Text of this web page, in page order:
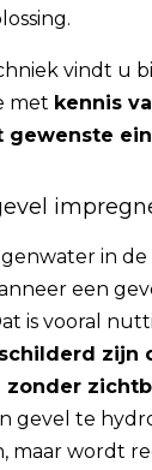
vindt u
met kennis
gewenste
in
een
is vooral
zijn
zonder
gevel te
maar wordt